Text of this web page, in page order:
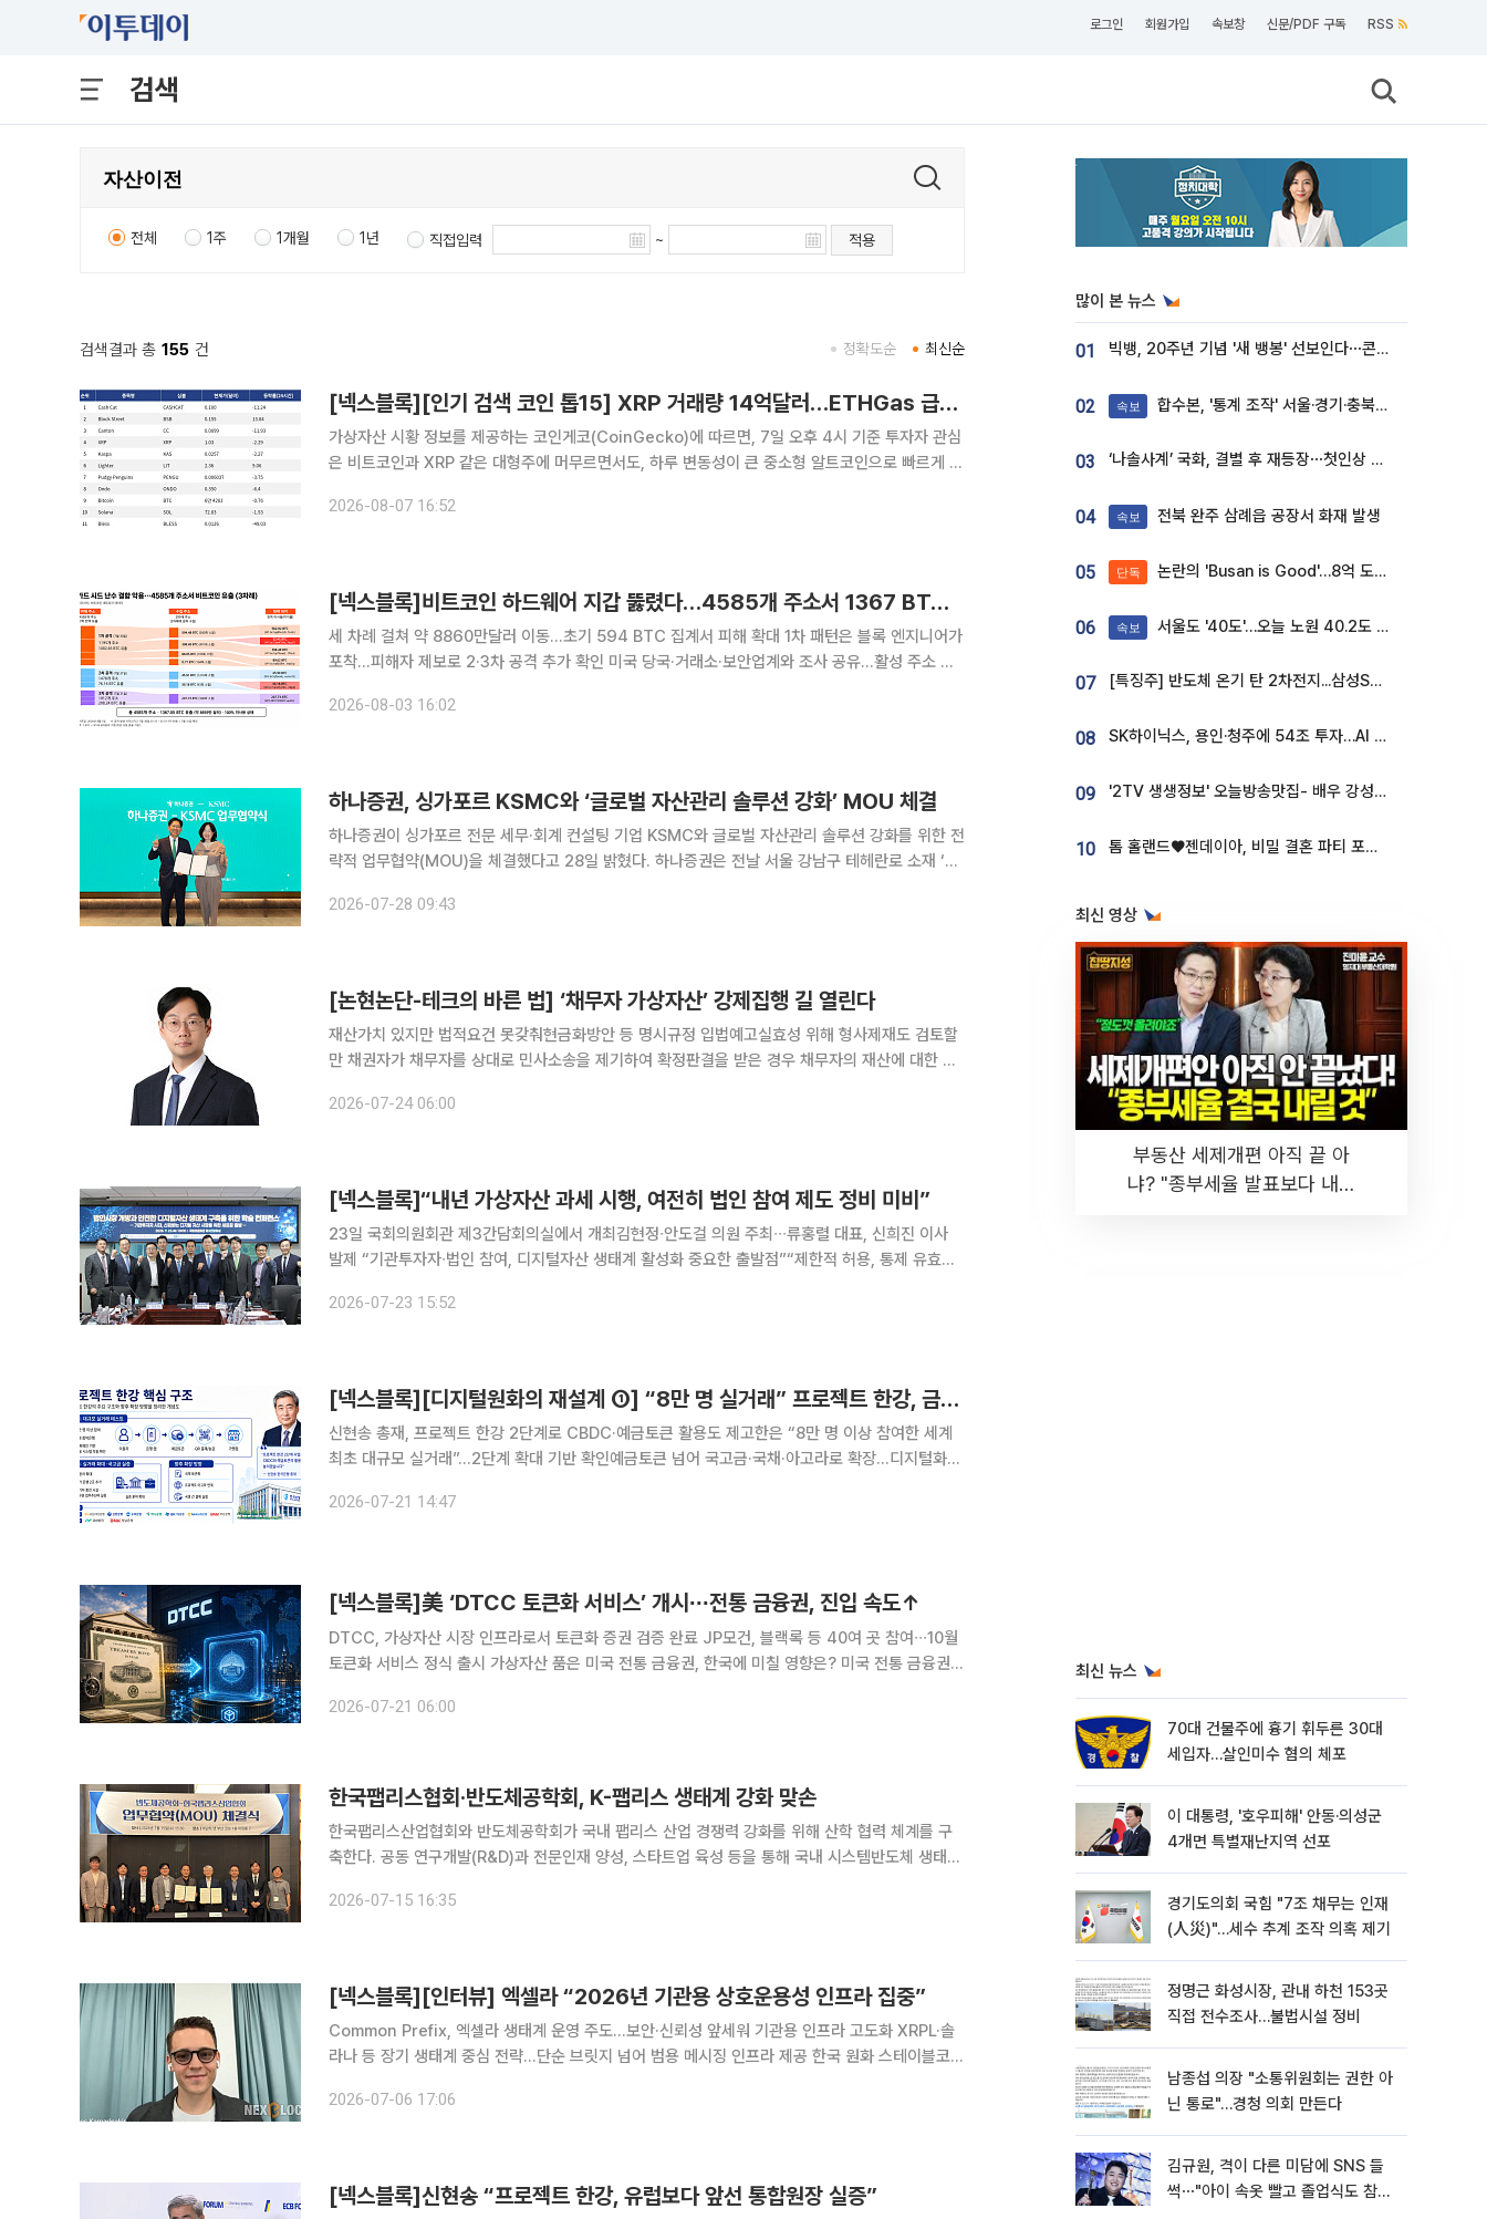
로그인 회원가입 속보창 신문/PDF 구독 RSS
검색
전체 1주 1개월 1년 직접입력 ~ 적용
검색결과 총 155 건 최신순
정확도순
[넥스블록][인기 검색 코인 톱15] XRP 거래량 14억달러…ETHGas 급등·Bless 급락…고변동 알트 부각
가상자산 시황 정보를 제공하는 코인게코(CoinGecko)에 따르면, 7일 오후 4시 기준 투자자 관심
은 비트코인과 XRP 같은 대형주에 머무르면서도, 하루 변동성이 큰 중소형 알트코인으로 빠르게 확
지만 거래량은 14억4920만 달러에 달해 검색 상위권 내
2026-08-07 16:52
[넥스블록]비트코인 하드웨어 지갑 뚫렸다…4585개 주소서 1367 BTC 유출
세 차례 걸쳐 약 8860만달러 이동…초기 594 BTC 집계서 피해 확대 1차 패턴은 블록 엔지니어가
포착…피해자 제보로 2·3차 공격 추가 확인 미국 당국·거래소·보안업계와 조사 공유…활성 주소 급
생성에 사용되는 무작위성)를 악용한 탈취 사건의 피
2026-08-03 16:02
하나증권, 싱가포르 KSMC와 ‘글로벌 자산관리 솔루션 강화’ MOU 체결
하나증권이 싱가포르 전문 세무·회계 컨설팅 기업 KSMC와 글로벌 자산관리 솔루션 강화를 위한 전
략적 업무협약(MOU)을 체결했다고 28일 밝혔다. 하나증권은 전날 서울 강남구 테헤란로 소재 ‘하
(MOU)을 체결했다. KSMC는 25년 경력의 아시아 진출
2026-07-28 09:43
[논현논단-테크의 바른 법] ‘채무자 가상자산’ 강제집행 길 열린다
재산가치 있지만 법적요건 못갖춰현금화방안 등 명시규정 입법예고실효성 위해 형사제재도 검토할
만 채권자가 채무자를 상대로 민사소송을 제기하여 확정판결을 받은 경우 채무자의 재산에 대한 강
게 해야 할까? 가상자산과 관련해서 형사 분야에서는 2018년 비트코인을 ‘
2026-07-24 06:00
[넥스블록]“내년 가상자산 과세 시행, 여전히 법인 참여 제도 정비 미비”
23일 국회의원회관 제3간담회의실에서 개최김현정∙안도걸 의원 주최∙∙∙류홍렬 대표, 신희진 이사
발제 “기관투자자∙법인 참여, 디지털자산 생태계 활성화 중요한 출발점”“제한적 허용, 통제 유효성
께하는 시장으로 진화하고 있다. 법인의 시장 참여는 장기 투자
2026-07-23 15:52
[넥스블록][디지털원화의 재설계 ①] “8만 명 실거래” 프로젝트 한강, 금융 인프라로 확장
신현송 총재, 프로젝트 한강 2단계로 CBDC·예금토큰 활용도 제고한은 “8만 명 이상 참여한 세계
최초 대규모 실거래”…2단계 확대 기반 확인예금토큰 넘어 국고금·국채·아고라로 확장…디지털화폐
핵심 과제로 끌어올리고 있다. 표면적으로는 중앙은행 디지털화폐
2026-07-21 14:47
[넥스블록]美 ‘DTCC 토큰화 서비스’ 개시∙∙∙전통 금융권, 진입 속도↑
DTCC, 가상자산 시장 인프라로서 토큰화 증권 검증 완료 JP모건, 블랙록 등 40여 곳 참여∙∙∙10월
토큰화 서비스 정식 출시 가상자산 품은 미국 전통 금융권, 한국에 미칠 영향은? 미국 전통 금융권이
해소와 고객 수요의 구조적 변화에 기술적 효율성 등이 이
2026-07-21 06:00
한국팹리스협회·반도체공학회, K-팹리스 생태계 강화 맞손
한국팹리스산업협회와 반도체공학회가 국내 팹리스 산업 경쟁력 강화를 위해 산학 협력 체계를 구
축한다. 공동 연구개발(R&D)과 전문인재 양성, 스타트업 육성 등을 통해 국내 시스템반도체 생태계
체공학회 하계학술대회에서 반도체공학회와 '국내 팹리스 산업 경쟁력 강
2026-07-15 16:35
[넥스블록][인터뷰] 엑셀라 “2026년 기관용 상호운용성 인프라 집중”
Common Prefix, 엑셀라 생태계 운영 주도…보안·신뢰성 앞세워 기관용 인프라 고도화 XRPL·솔
라나 등 장기 생태계 중심 전략…단순 브릿지 넘어 범용 메시징 인프라 제공 한국 원화 스테이블코인
가 2026년 핵심 전략으로 기관용 인프라 고도화와
2026-07-06 17:06
[넥스블록]신현송 “프로젝트 한강, 유럽보다 앞선 통합원장 실증”
많이 본 뉴스
01 빅뱅, 20주년 기념 '새 뱅봉' 선보인다⋯콘서트 앞두고 팝업 개최
02 속보 합수본, '통계 조작' 서울·경기·충북 선관위 등 추가 압수수색
03 ‘나솔사계’ 국화, 결별 후 재등장⋯첫인상 투표 휩쓸고 ‘인기녀’ 등극
04 속보 전북 완주 삼례읍 공장서 화재 발생
05 단독 논란의 'Busan is Good'…8억 도시브랜드, 용산 대통령실 CI 업체가 수행
06 속보 서울도 '40도'…오늘 노원 40.2도 기록
07 [특징주] 반도체 온기 탄 2차전지...삼성SDI, 장 초반 7% 넘게 껑충
08 SK하이닉스, 용인·청주에 54조 투자…AI 메모리 생산기지 키운다
09 '2TV 생생정보' 오늘방송맛집- 배우 강성진 단골! 쌀국수ㆍ푸팟퐁 커리 맛집 '블○○○'
10 톰 홀랜드♥젠데이아, 비밀 결혼 파티 포착⋯호텔 대관비만 9억
최신 영상
부동산 세제개편 아직 끝 아
냐? "종부세율 발표보다 내릴
최신 뉴스
70대 건물주에 흉기 휘두른 30대
세입자…살인미수 혐의 체포
이 대통령, '호우피해' 안동·의성군
4개면 특별재난지역 선포
경기도의회 국힘 "7조 채무는 인재
(人災)"…세수 추계 조작 의혹 제기
정명근 화성시장, 관내 하천 153곳
직접 전수조사…불법시설 정비
남종섭 의장 "소통위원회는 권한 아
닌 통로"…경청 의회 만든다
김규원, 격이 다른 미담에 SNS 들
썩⋯"아이 속옷 빨고 졸업식도 참